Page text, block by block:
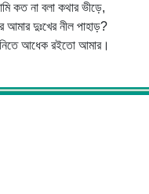
কত না বলা কথার ভীড়ে,
আমার দুঃখের নীল পাহাড়?
আধেক রইতো আমার।